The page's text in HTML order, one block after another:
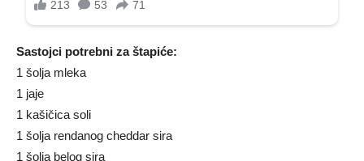
Sastojci potrebni za štapiće:
1 šolja mleka
1 jaje
1 kašičica soli
1 šolja rendanog cheddar sira
1 šolja belog sira